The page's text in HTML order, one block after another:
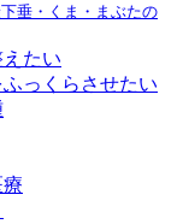
下垂・くま・まぶたの
たい
っくらさせたい